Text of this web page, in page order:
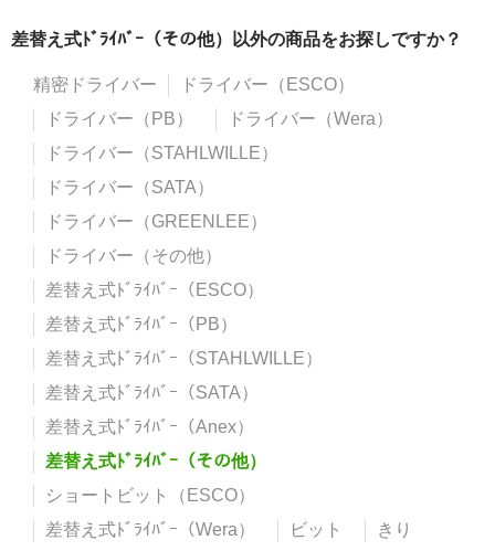
差替え式ﾄﾞﾗｲﾊﾞｰ（その他）以外の商品をお探しですか？
精密ドライバー
ドライバー（ESCO）
ドライバー（PB）
ドライバー（Wera）
ドライバー（STAHLWILLE）
ドライバー（SATA）
ドライバー（GREENLEE）
ドライバー（その他）
差替え式ﾄﾞﾗｲﾊﾞｰ（ESCO）
差替え式ﾄﾞﾗｲﾊﾞｰ（PB）
差替え式ﾄﾞﾗｲﾊﾞｰ（STAHLWILLE）
差替え式ﾄﾞﾗｲﾊﾞｰ（SATA）
差替え式ﾄﾞﾗｲﾊﾞｰ（Anex）
差替え式ﾄﾞﾗｲﾊﾞｰ（その他）
ショートビット（ESCO）
差替え式ﾄﾞﾗｲﾊﾞｰ（Wera）
ビット
きり